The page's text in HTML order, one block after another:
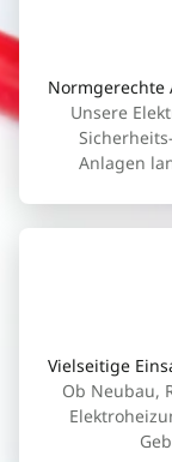
Normgerechte
Unsere
Anlagen
Vielseitige
Ob Neubau,